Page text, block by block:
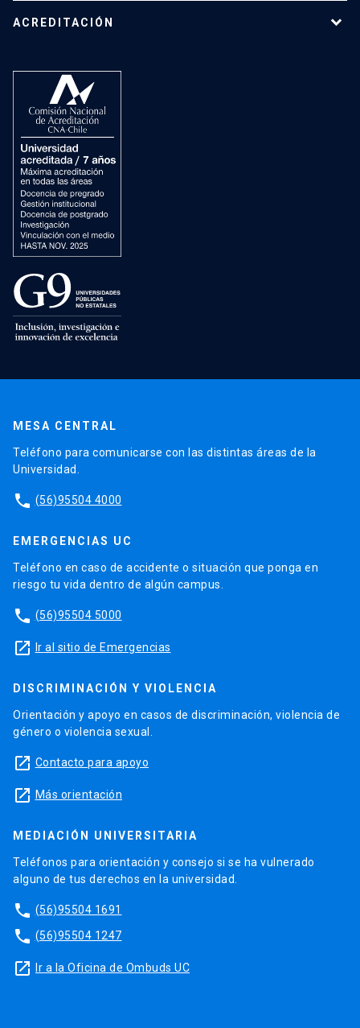
ACREDITACIÓN
MESA CENTRAL
Teléfono para comunicarse con las distintas áreas de la
Universidad.
phone (56)95504 4000
EMERGENCIAS UC
Teléfono en caso de accidente o situación que ponga en
riesgo tu vida dentro de algún campus.
phone (56)95504 5000
launch Ir al sitio de Emergencias
DISCRIMINACIÓN Y VIOLENCIA
Orientación y apoyo en casos de discriminación, violencia de
género o violencia sexual.
launch Contacto para apoyo
launch Más orientación
MEDIACIÓN UNIVERSITARIA
Teléfonos para orientación y consejo si se ha vulnerado
alguno de tus derechos en la universidad.
phone (56)95504 1691
phone (56)95504 1247
launch Ir a la Oficina de Ombuds UC